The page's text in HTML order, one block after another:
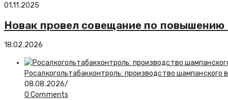
01.11.2025
Новак провел совещание по
18.02.2026
Росалкогольтабакконтроль: производство шампанского
08.08.2026/
0 Comments